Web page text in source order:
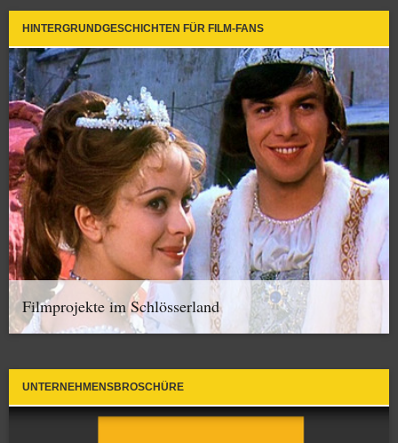
HINTERGRUNDGESCHICHTEN FÜR FILM-FANS
Filmprojekte im Schlösserland
UNTERNEHMENSBROSCHÜRE